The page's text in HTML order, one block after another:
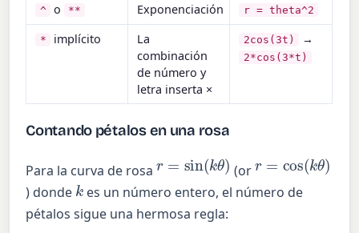
^ o ** Exponenciación r = theta^2
* implícito
La
combinación
de número y
letra inserta ×
2cos(3t) →
2*cos(3*t)
Contando pétalos en una rosa
Para la curva de rosa
r= sin(kθ)
(or
r= cos(kθ)
) donde k es un número entero, el número de
pétalos sigue una hermosa regla: